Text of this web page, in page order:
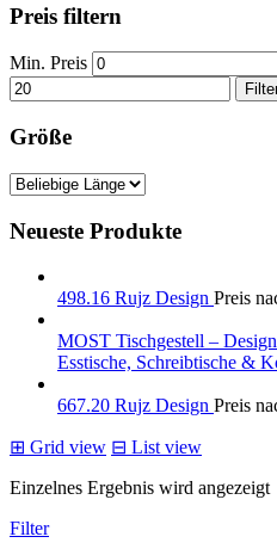
Preis filtern
Min. Preis
Größe
Neueste Produkte
498.16 Rujz Design Preis
MOST Tischgestell –
Esstische, Schreibtische &
667.20 Rujz Design Preis
⊞ Grid view ⊟ List view
Einzelnes Ergebnis wird angezeigt
Filter